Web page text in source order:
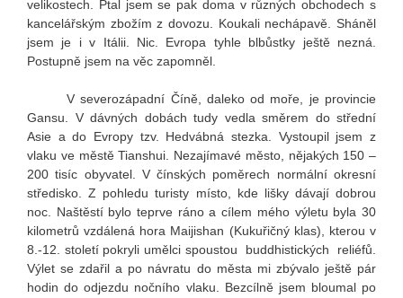
velikostech. Ptal jsem se pak doma v různých obchodech s
kancelářským zbožím z dovozu. Koukali nechápavě. Sháněl
jsem je i v Itálii. Nic. Evropa tyhle blbůstky ještě nezná.
Postupně jsem na věc zapomněl.
V severozápadní Číně, daleko od moře, je provincie
Gansu. V dávných dobách tudy vedla směrem do střední
Asie a do Evropy tzv. Hedvábná stezka. Vystoupil jsem z
vlaku ve městě Tianshui. Nezajímavé město, nějakých 150 –
200 tisíc obyvatel. V čínských poměrech normální okresní
středisko. Z pohledu turisty místo, kde lišky dávají dobrou
noc. Naštěstí bylo teprve ráno a cílem mého výletu byla 30
kilometrů vzdálená hora Maijishan (Kukuřičný klas), kterou v
8.-12. století pokryli umělci spoustou buddhistických reliéfů.
Výlet se zdařil a po návratu do města mi zbývalo ještě pár
hodin do odjezdu nočního vlaku. Bezcílně jsem bloumal po